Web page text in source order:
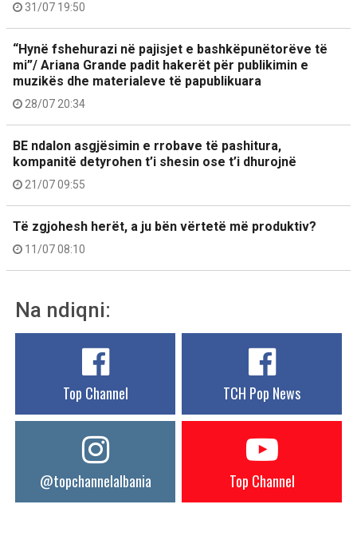
31/07 19:50
“Hynë fshehurazi në pajisjet e bashkëpunëtorëve të
mi”/ Ariana Grande padit hakerët për publikimin e
muzikës dhe materialeve të papublikuara
28/07 20:34
BE ndalon asgjësimin e rrobave të pashitura,
kompanitë detyrohen t’i shesin ose t’i dhurojnë
21/07 09:55
Të zgjohesh herët, a ju bën vërtetë më produktiv?
11/07 08:10
Na ndiqni:
Top Channel TCH Pop News
@topchannelalbania Top Channel